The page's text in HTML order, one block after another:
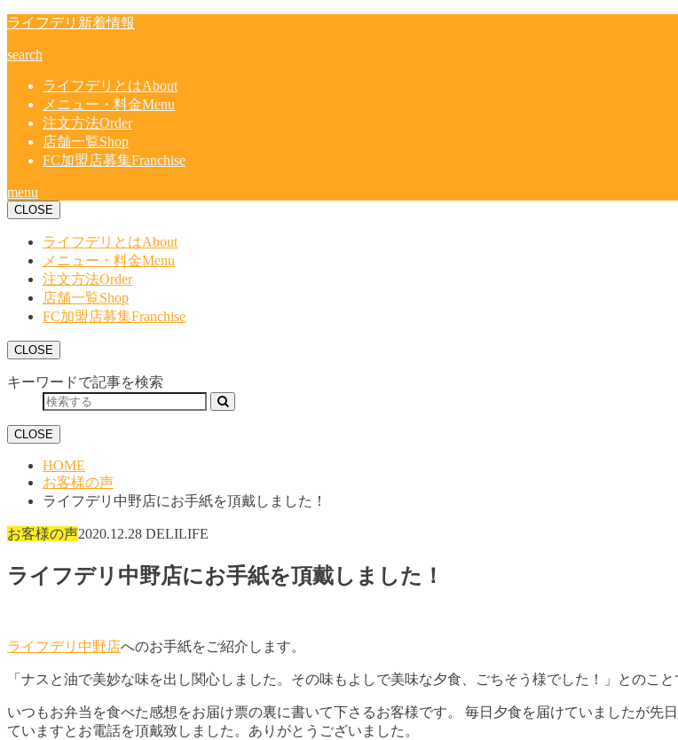
ライフデリ新着情報
search
ライフデリとはAbout
メニュー・料金Menu
注文方法Order
店舗一覧Shop
FC加盟店募集Franchise
menu
CLOSE
ライフデリとはAbout
メニュー・料金Menu
注文方法Order
店舗一覧Shop
FC加盟店募集Franchise
CLOSE
キーワードで記事を検索
CLOSE
HOME
お客様の声
ライフデリ中野店にお手紙を頂戴しました！
お客様の声2020.12.28 DELILIFE
ライフデリ中野店にお手紙を頂戴しました！
ライフデリ中野店へのお手紙をご紹介します。
「ナスと油で美妙な味を出し関心しました。その味もよしで美味な夕食、ごちそう様でした！」とのこと
いつもお弁当を食べた感想をお届け票の裏に書いて下さるお客様です。 毎日夕食を届けていましたが
ていますとお電話を頂戴致しました。ありがとうございました。